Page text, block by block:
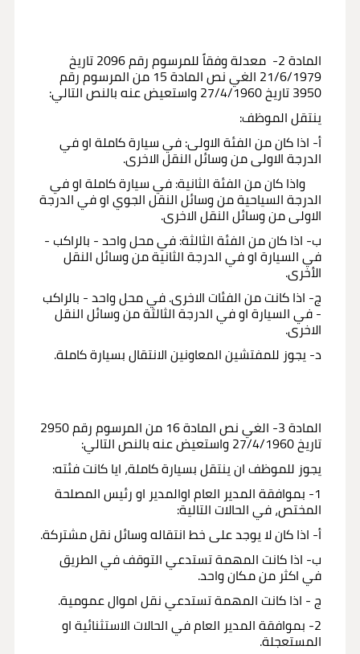
المادة 2- معدلة وفقاً للمرسوم رقم 2096 تاريخ
21/6/1979 الغي نص المادة 15 من المرسوم رقم
3950 تاريخ 27/4/1960 واستعيض عنه بالنص التالي:
ينتقل الموظف:
أ- اذا كان من الفئة الاولى: في سيارة كاملة او في
الدرجة الاولى من وسائل النقل الاخرى.
واذا كان من الفئة الثانية: في سيارة كاملة او في
الدرجة السياحية من وسائل النقل الجوي او في الدرجة
الاولى من وسائل النقل الاخرى.
ب- اذا كان من الفئة الثالثة: في محل واحد - بالراكب -
في السيارة او في الدرجة الثانية من وسائل النقل
الأخرى.
ج- اذا كانت من الفئات الاخرى. في محل واحد - بالراكب
- في السيارة او في الدرجة الثالثة من وسائل النقل
الاخرى.
د- يجوز للمفتشين المعاونين الانتقال بسيارة كاملة.
المادة 3- الغي نص المادة 16 من المرسوم رقم 2950
تاريخ 27/4/1960 واستعيض عنه بالنص التالي:
يجوز للموظف ان ينتقل بسيارة كاملة، ايا كانت فئته:
1- بموافقة المدير العام اوالمدير او رئيس المصلحة
المختص، في الحالات التالية:
أ- اذا كان لا يوجد على خط انتقاله وسائل نقل مشتركة.
ب- اذا كانت المهمة تستدعي التوقف في الطريق
في اكثر من مكان واحد.
ج - اذا كانت المهمة تستدعي نقل اموال عمومية.
2- بموافقة المدير العام في الحالات الاستثنائية او
المستعجلة.